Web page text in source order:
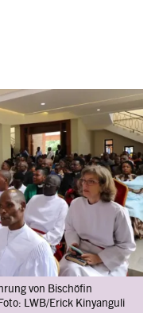
von Bischöfin
LWB/Erick Kinyanguli